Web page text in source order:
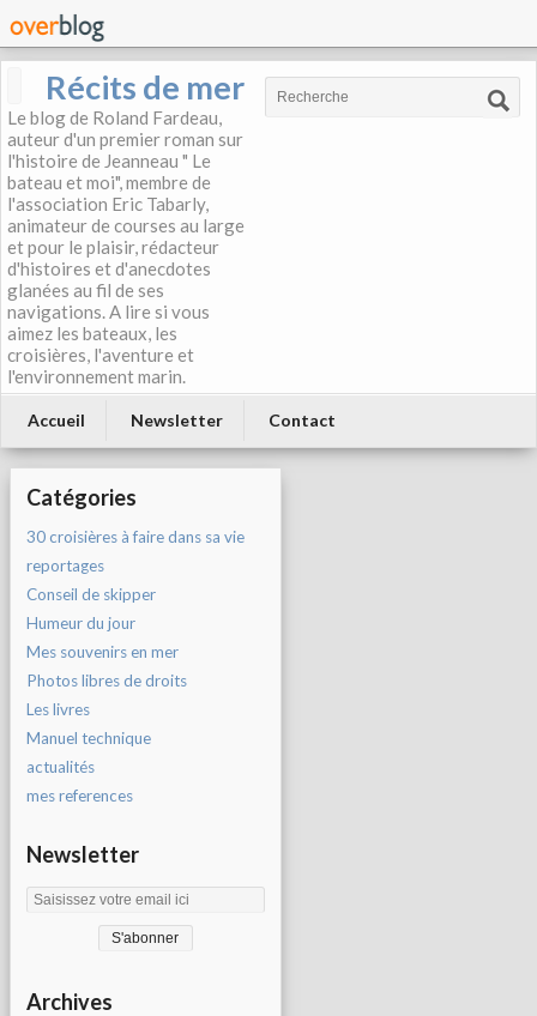
Récits de mer
Le blog de Roland Fardeau,
auteur d'un premier roman sur
l'histoire de Jeanneau " Le
bateau et moi", membre de
l'association Eric Tabarly,
animateur de courses au large
et pour le plaisir, rédacteur
d'histoires et d'anecdotes
glanées au fil de ses
navigations. A lire si vous
aimez les bateaux, les
croisières, l'aventure et
l'environnement marin.
Accueil Newsletter Contact
Catégories
30 croisières à faire dans sa vie
reportages
Conseil de skipper
Humeur du jour
Mes souvenirs en mer
Photos libres de droits
Les livres
Manuel technique
actualités
mes references
Newsletter
Archives